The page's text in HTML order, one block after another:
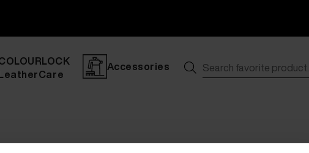
Accessories